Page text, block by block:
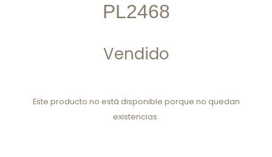
PL2468
Vendido
Este producto no está disponible porque no quedan
existencias.